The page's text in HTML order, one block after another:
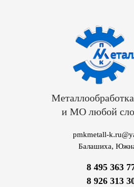
и МО любой
pmkmetall-
Балашиха,
8 495 363
8 926 313